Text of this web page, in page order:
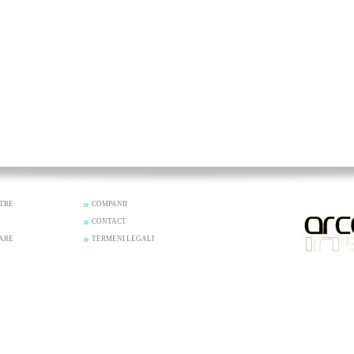
COMPANII
CONTACT
TERMENI LEGALI